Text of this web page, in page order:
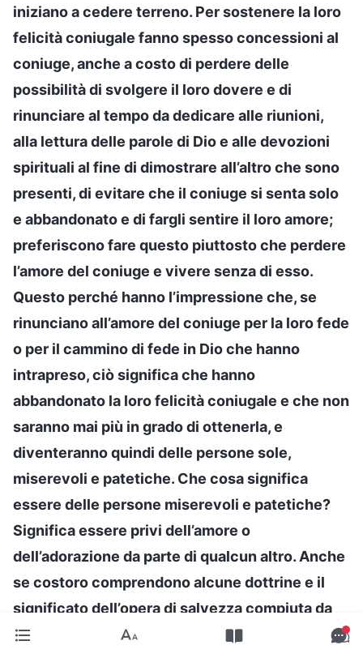
iniziano a cedere terreno. Per sostenere la loro
felicità coniugale fanno spesso concessioni al
coniuge, anche a costo di perdere delle
possibilità di svolgere il loro dovere e di
rinunciare al tempo da dedicare alle riunioni,
alla lettura delle parole di Dio e alle devozioni
spirituali al fine di dimostrare all’altro che sono
presenti, di evitare che il coniuge si senta solo
e abbandonato e di fargli sentire il loro amore;
preferiscono fare questo piuttosto che perdere
l’amore del coniuge e vivere senza di esso.
Questo perché hanno l’impressione che, se
rinunciano all’amore del coniuge per la loro fede
o per il cammino di fede in Dio che hanno
intrapreso, ciò significa che hanno
abbandonato la loro felicità coniugale e che non
saranno mai più in grado di ottenerla, e
diventeranno quindi delle persone sole,
miserevoli e patetiche. Che cosa significa
essere delle persone miserevoli e patetiche?
Significa essere privi dell’amore o
dell’adorazione da parte di qualcun altro. Anche
se costoro comprendono alcune dottrine e il
significato dell’opera di salvezza compiuta da
Dio e, naturalmente, capiscono che in quanto